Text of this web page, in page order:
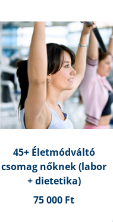
45+ Életmódváltó
csomag nőknek (labor
+ dietetika)
75 000 Ft